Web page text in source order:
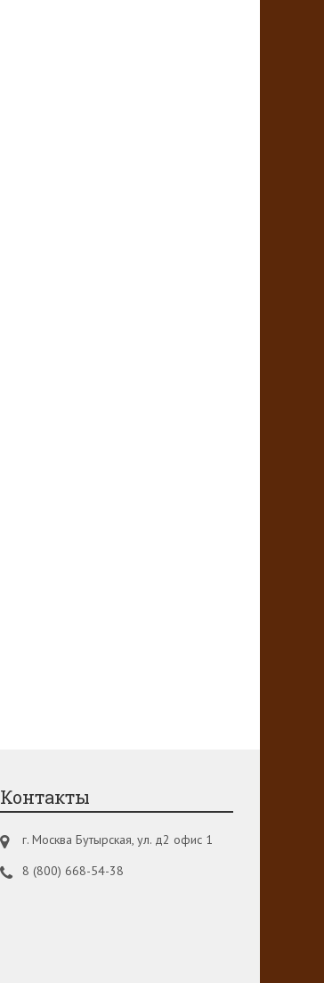
Контакты
г. Москва Бутырская, ул. д2 офис 1
8 (800) 668-54-38